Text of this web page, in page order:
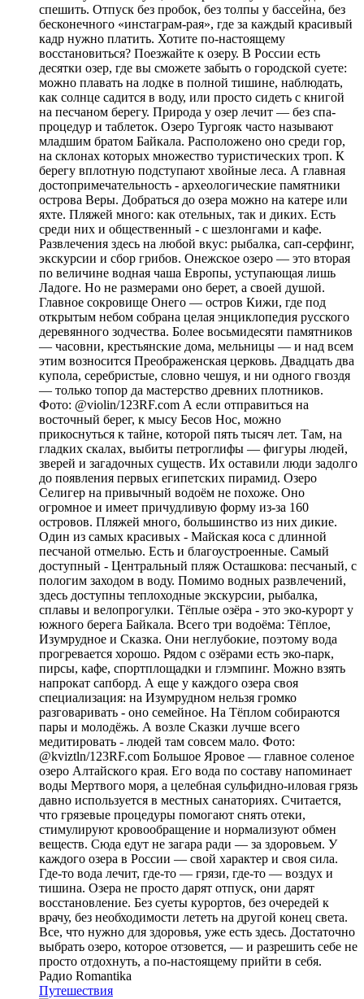
спешить. Отпуск без пробок, без толпы у бассейна, без
бесконечного «инстаграм-рая», где за каждый красивый
кадр нужно платить. Хотите по-настоящему
восстановиться? Поезжайте к озеру. В России есть
десятки озер, где вы сможете забыть о городской суете:
можно плавать на лодке в полной тишине, наблюдать,
как солнце садится в воду, или просто сидеть с книгой
на песчаном берегу. Природа у озер лечит — без спа-
процедур и таблеток. Озеро Тургояк часто называют
младшим братом Байкала. Расположено оно среди гор,
на склонах которых множество туристических троп. К
берегу вплотную подступают хвойные леса. А главная
достопримечательность - археологические памятники
острова Веры. Добраться до озера можно на катере или
яхте. Пляжей много: как отельных, так и диких. Есть
среди них и общественный - с шезлонгами и кафе.
Развлечения здесь на любой вкус: рыбалка, сап-серфинг,
экскурсии и сбор грибов. Онежское озеро — это вторая
по величине водная чаша Европы, уступающая лишь
Ладоге. Но не размерами оно берет, а своей душой.
Главное сокровище Онего — остров Кижи, где под
открытым небом собрана целая энциклопедия русского
деревянного зодчества. Более восьмидесяти памятников
— часовни, крестьянские дома, мельницы — и над всем
этим возносится Преображенская церковь. Двадцать два
купола, серебристые, словно чешуя, и ни одного гвоздя
— только топор да мастерство древних плотников.
Фото: @violin/123RF.com А если отправиться на
восточный берег, к мысу Бесов Нос, можно
прикоснуться к тайне, которой пять тысяч лет. Там, на
гладких скалах, выбиты петроглифы — фигуры людей,
зверей и загадочных существ. Их оставили люди задолго
до появления первых египетских пирамид. Озеро
Селигер на привычный водоём не похоже. Оно
огромное и имеет причудливую форму из-за 160
островов. Пляжей много, большинство из них дикие.
Один из самых красивых - Майская коса с длинной
песчаной отмелью. Есть и благоустроенные. Самый
доступный - Центральный пляж Осташкова: песчаный, с
пологим заходом в воду. Помимо водных развлечений,
здесь доступны теплоходные экскурсии, рыбалка,
сплавы и велопрогулки. Тёплые озёра - это эко-курорт у
южного берега Байкала. Всего три водоёма: Тёплое,
Изумрудное и Сказка. Они неглубокие, поэтому вода
прогревается хорошо. Рядом с озёрами есть эко-парк,
пирсы, кафе, спортплощадки и глэмпинг. Можно взять
напрокат сапборд. А еще у каждого озера своя
специализация: на Изумрудном нельзя громко
разговаривать - оно семейное. На Тёплом собираются
пары и молодёжь. А возле Сказки лучше всего
медитировать - людей там совсем мало. Фото:
@kviztln/123RF.com Большое Яровое — главное соленое
озеро Алтайского края. Его вода по составу напоминает
воды Мертвого моря, а целебная сульфидно-иловая грязь
давно используется в местных санаториях. Считается,
что грязевые процедуры помогают снять отеки,
стимулируют кровообращение и нормализуют обмен
веществ. Сюда едут не загара ради — за здоровьем. У
каждого озера в России — свой характер и своя сила.
Где-то вода лечит, где-то — грязи, где-то — воздух и
тишина. Озера не просто дарят отпуск, они дарят
восстановление. Без суеты курортов, без очередей к
врачу, без необходимости лететь на другой конец света.
Все, что нужно для здоровья, уже есть здесь. Достаточно
выбрать озеро, которое отзовется, — и разрешить себе не
просто отдохнуть, а по-настоящему прийти в себя.
Радио Romantika
Путешествия